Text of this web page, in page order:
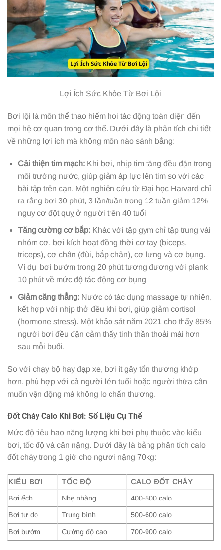
Lợi Ích Sức Khỏe Từ Bơi Lội
Bơi lội là môn thể thao hiếm hoi tác động toàn diện đến
mọi hệ cơ quan trong cơ thể. Dưới đây là phân tích chi tiết
về những lợi ích mà không môn nào sánh bằng:
Cải thiện tim mạch:Khi bơi, nhịp tim tăng đều đặn trong
môi trường nước, giúp giảm áp lực lên tim so với các
bài tập trên cạn. Một nghiên cứu từ Đại học Harvard chỉ
ra rằng bơi 30 phút, 3 lần/tuần trong 12 tuần giảm 12%
nguy cơ đột quỵ ở người trên 40 tuổi.
Tăng cường cơ bắp:Khác với tập gym chỉ tập trung vài
nhóm cơ, bơi kích hoạt đồng thời cơ tay (biceps,
triceps), cơ chân (đùi, bắp chân), cơ lưng và cơ bụng.
Ví dụ, bơi bướm trong 20 phút tương đương với plank
10 phút về mức độ tác động cơ bụng.
Giảm căng thẳng:Nước có tác dụng massage tự nhiên,
kết hợp với nhịp thở đều khi bơi, giúp giảm cortisol
(hormone stress). Một khảo sát năm 2021 cho thấy 85%
người bơi đều đặn cảm thấy tinh thần thoải mái hơn
sau mỗi buổi.
So với chạy bộ hay đạp xe, bơi ít gây tổn thương khớp
hơn, phù hợp với cả người lớn tuổi hoặc người thừa cân
muốn vận động mà không lo chấn thương.
Đốt Cháy Calo Khi Bơi: Số Liệu Cụ Thể
Mức độ tiêu hao năng lượng khi bơi phụ thuộc vào kiểu
bơi, tốc độ và cân nặng. Dưới đây là bảng phân tích calo
đốt cháy trong 1 giờ cho người nặng 70kg:
KIỂU BƠI TỐC ĐỘ CALO ĐỐT CHÁY
Bơi ếch Nhẹ nhàng 400-500 calo
Bơi tự do Trung bình 500-600 calo
Bơi bướm Cường độ cao 700-900 calo